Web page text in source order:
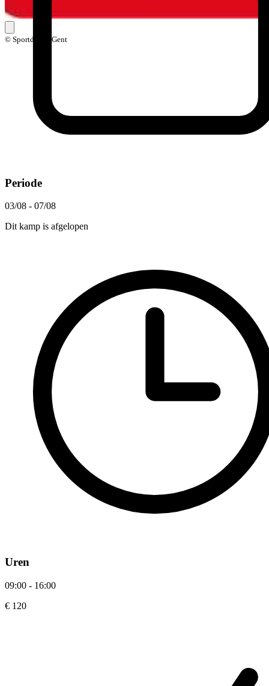
© Sportdienst Gent
Periode
03/08 - 07/08
Dit kamp is afgelopen
Uren
09:00 - 16:00
€ 120